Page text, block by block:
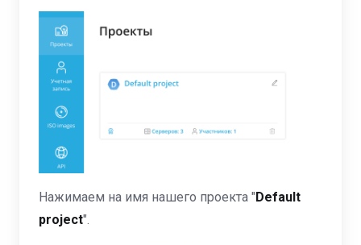
Нажимаем на имя нашего проекта " Default
project".